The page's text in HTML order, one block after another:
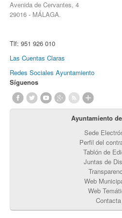
Avenida de Cervantes, 4
29016 - MÁLAGA.
Tlf: 951 926 010
Las Cuentas Claras
Redes Sociales Ayuntamiento
Síguenos
Ayuntamiento
Sede
Perfil del
Tablón de
Juntas de
Web
Web
Contacta